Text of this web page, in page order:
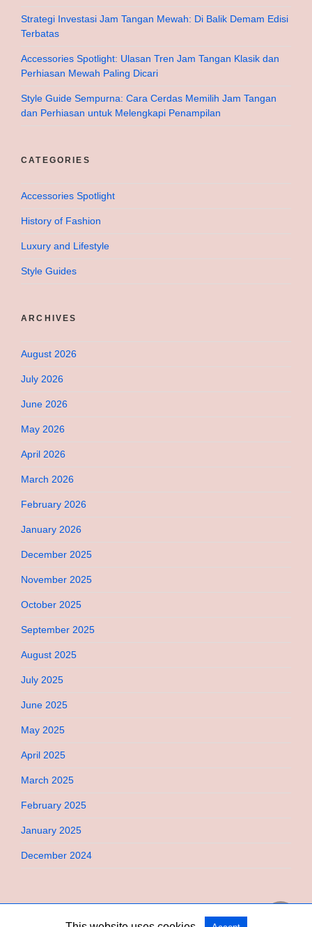
Strategi Investasi Jam Tangan Mewah: Di Balik Demam Edisi
Terbatas
Accessories Spotlight: Ulasan Tren Jam Tangan Klasik dan
Perhiasan Mewah Paling Dicari
Style Guide Sempurna: Cara Cerdas Memilih Jam Tangan
dan Perhiasan untuk Melengkapi Penampilan
CATEGORIES
Accessories Spotlight
History of Fashion
Luxury and Lifestyle
Style Guides
ARCHIVES
August 2026
July 2026
June 2026
May 2026
April 2026
March 2026
February 2026
January 2026
December 2025
November 2025
October 2025
September 2025
August 2025
July 2025
June 2025
May 2025
April 2025
March 2025
February 2025
January 2025
December 2024